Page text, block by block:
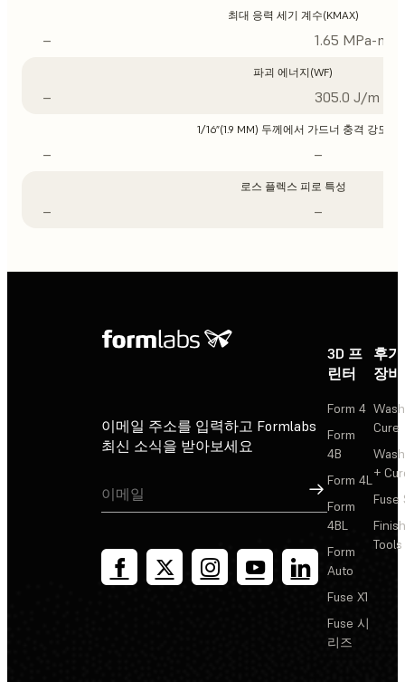
최대 응력 세기 계수(KMAX)
– 1.65 MPa-m1/
파괴 에너지(WF)
– 305.0 J/m
1/16”(1.9 MM) 두께에서 가드너 충격 강도
– –
로스 플렉스 피로 특성
– –
이메일 주소를 입력하고 Formlabs
최신 소식을 받아보세요
가입
3D 프
린터
Form 4
Form
4B
Form 4L
Form
4BL
Form
Auto
Fuse X1
Fuse 시
리즈
후
장비
Cure
+
Fuse
Tools